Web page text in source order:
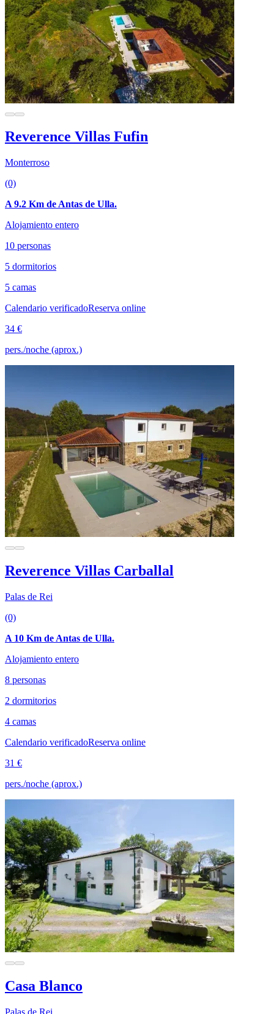
Reverence Villas Fufin
Monterroso
(0)
A 9.2 Km de Antas de Ulla.
Alojamiento entero
10 personas
5 dormitorios
5 camas
Calendario verificadoReserva online
34 €
pers./noche (aprox.)
Reverence Villas Carballal
Palas de Rei
(0)
A 10 Km de Antas de Ulla.
Alojamiento entero
8 personas
2 dormitorios
4 camas
Calendario verificadoReserva online
31 €
pers./noche (aprox.)
Casa Blanco
Palas de Rei